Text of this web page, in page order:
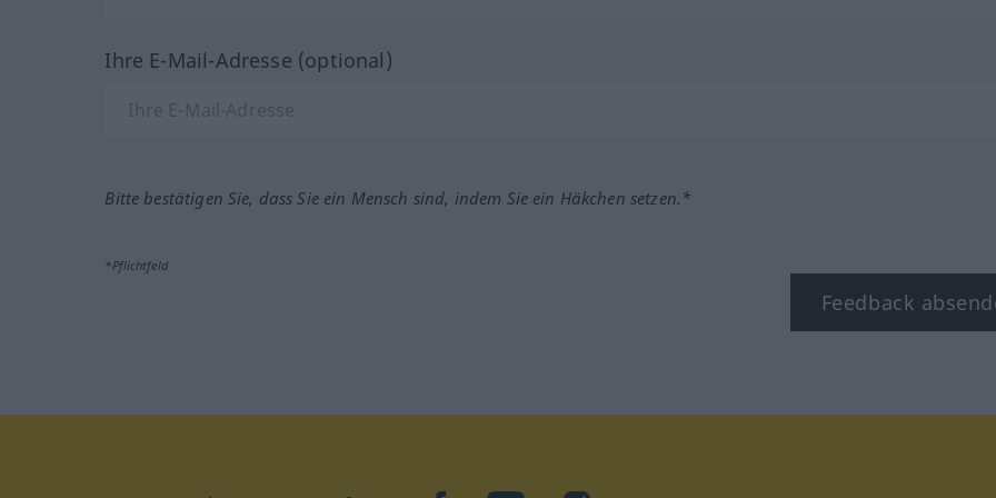
Ihre E-Mail-Adresse (optional)
Bitte bestätigen Sie, dass Sie ein Mensch sind, indem Sie ein Häkchen setzen.*
*Pflichtfeld
Feedback